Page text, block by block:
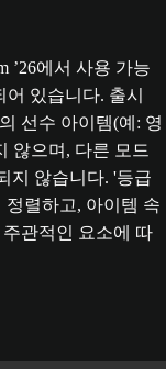
’26에서 사용 가능
있습니다. 출시
선수 아이템(예: 영
않으며, 다른 모드
지 않습니다. '등급
렬하고, 아이템 속
관적인 요소에 따